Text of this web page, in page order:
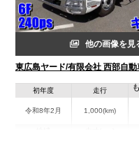
他の画像を見
東広島ヤード/有限会社 西部自
初年度
令和8年2月
走行
1,000(km)